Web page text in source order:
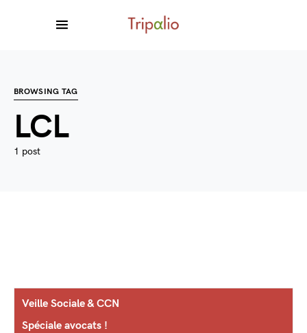
BROWSING TAG
LCL
1 post
Veille Sociale & CCN
Spéciale avocats !